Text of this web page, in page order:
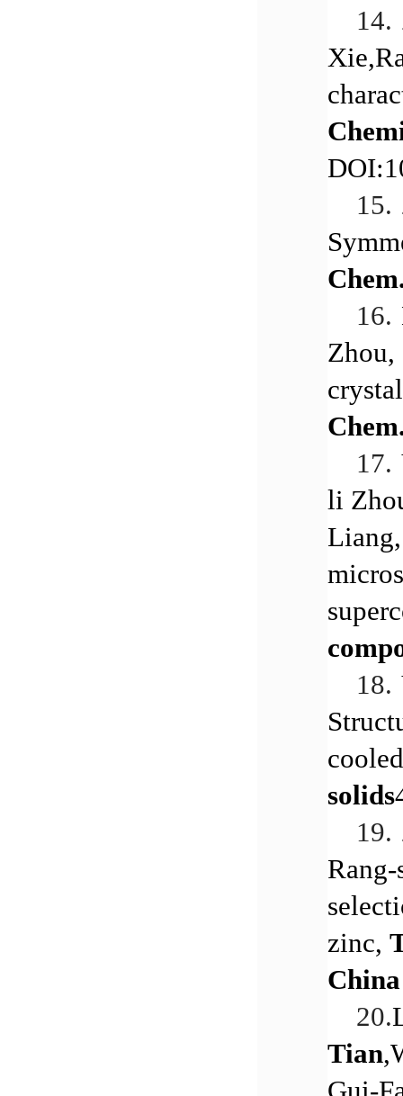
14.
15.
16.
Zhou,
17.
li
18.
solids
19.
zinc,
20.
Tian